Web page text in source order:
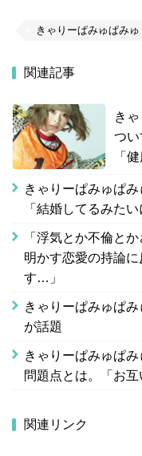
きゃりーぱみゅぱみゅ
関連記事
き
つい
「
きゃりーぱみゅぱ
「結婚してるみた
「浮気とか不倫と
明かす恋愛の持論
す…」
きゃりーぱみゅぱみ
が話題
きゃりーぱみゅぱ
問題点とは。「お
関連リンク